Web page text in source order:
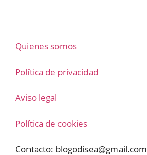
Quienes somos
Política de privacidad
Aviso legal
Política de cookies
Contacto: blogodisea@gmail.com